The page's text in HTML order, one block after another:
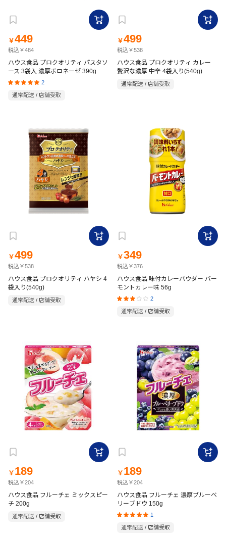
￥449
税込￥484
ハウス食品 プロクオリティ パスタソ
ース 3袋入 濃厚ボロネーゼ 390g
2
通常配送 / 店舗受取
￥499
税込￥538
ハウス食品 プロクオリティ カレー
贅沢な濃厚 中辛 4袋入り(540g)
通常配送 / 店舗受取
￥499
税込￥538
ハウス食品 プロクオリティ ハヤシ 4
袋入り(540g)
通常配送 / 店舗受取
￥349
税込￥376
ハウス食品 味付カレーパウダー バー
モントカレー味 56g
2
通常配送 / 店舗受取
￥ 189
税込￥204
ハウス食品 フルーチェ ミックスピー
チ 200g
通常配送 / 店舗受取
￥ 189
税込￥204
ハウス食品 フルーチェ 濃厚ブルーベ
リーブドウ 150g
1
通常配送 / 店舗受取